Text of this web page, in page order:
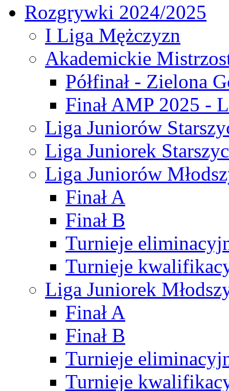
Rozgrywki 2024/2025
I Liga Mężczyzn
Akademickie
Półfinał - Zielona
Finał AMP 2025 -
Liga Juniorów
Liga Juniorek
Liga Juniorów
Finał A
Finał B
Turnieje
Turnieje
Liga Juniorek
Finał A
Finał B
Turnieje
Turnieje